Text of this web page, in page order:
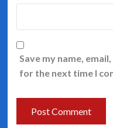
Save my name,
for the next time I